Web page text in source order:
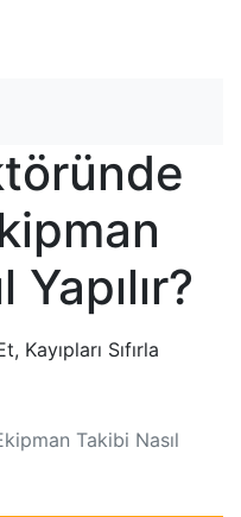
Kayıpları Sıfırla
Takibi Nasıl